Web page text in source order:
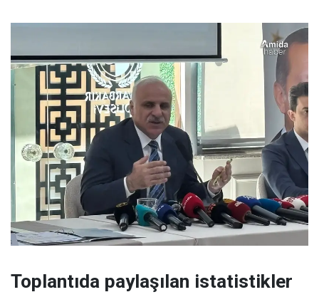
Toplantıda paylaşılan istatistikler